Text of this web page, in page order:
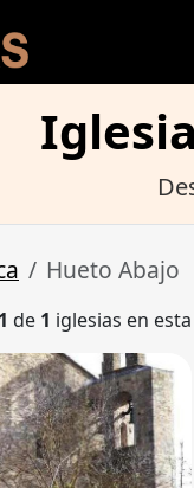
Hueto Abajo
1 de 1 iglesias en